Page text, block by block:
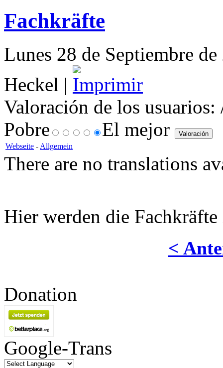
Fachkräfte
Lunes 28 de Septiembre
Heckel |
Valoración de los usuarios:
Pobre
El mejor
Webseite - Allgemein
There are no translations
Hier werden die
<
Donation
Google-Trans